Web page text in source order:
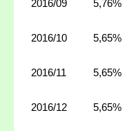
2016/09 5,76%
2016/10 5,65%
2016/11 5,65%
2016/12 5,65%